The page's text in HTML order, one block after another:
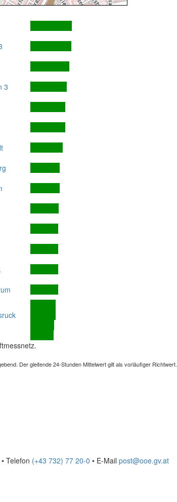
3
Der gleitende 24-Stunden Mittelwert gilt als vorläufiger Richtwert.
• Telefon (+43 732) 77 20-0 • E-Mail post@ooe.gv.at